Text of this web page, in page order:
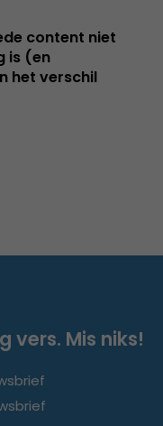
content niet
is (en
het verschil
vers. Mis niks!